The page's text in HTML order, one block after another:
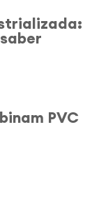
PVC